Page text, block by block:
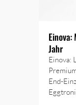
Jahr
Einova:
End-